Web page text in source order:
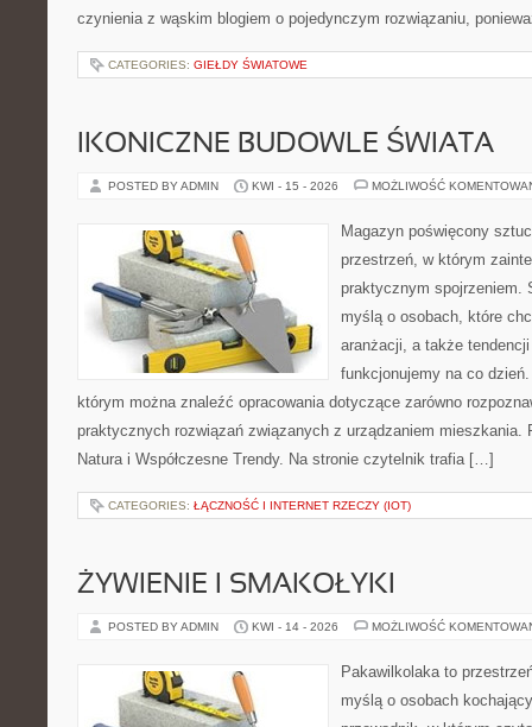
czynienia z wąskim blogiem o pojedynczym rozwiązaniu,
CATEGORIES: GIEŁDY ŚWIATOWE
IKONICZNE BUDOWLE ŚWIATA
POSTED BY ADMIN KWI - 15 - 2026 MOŻLIWOŚĆ
Magazyn poświęcony
przestrzeń, w którym
praktycznym spojrzeniem.
myślą o osobach, które
aranżacji, a także
funkcjonujemy na co
którym można znaleźć opracowania dotyczące zarówno
praktycznych rozwiązań związanych z urządzaniem mieszkania.
Natura i Współczesne Trendy. Na stronie czytelnik trafia […]
CATEGORIES: ŁĄCZNOŚĆ I INTERNET RZECZY (IOT)
ŻYWIENIE I SMAKOŁYKI
POSTED BY ADMIN KWI - 14 - 2026 MOŻLIWOŚĆ
Pakawilkolaka to
myślą o osobach